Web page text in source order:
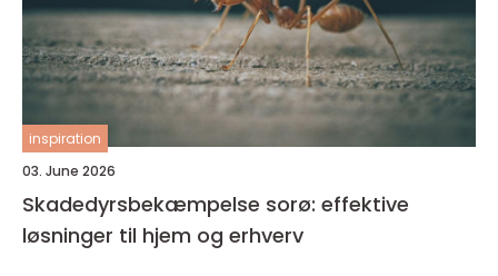
inspiration
03. June 2026
Skadedyrsbekæmpelse sorø: effektive
løsninger til hjem og erhverv